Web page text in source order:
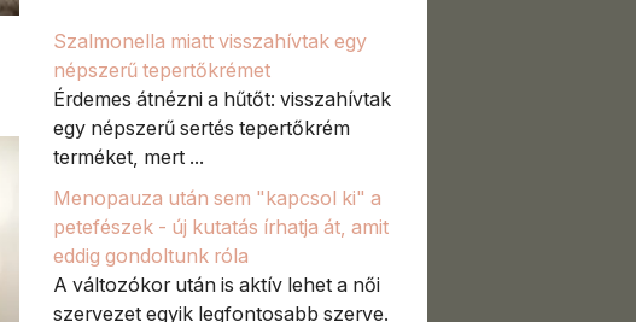
Szalmonella miatt visszahívtak egy
népszerű tepertőkrémet
Érdemes átnézni a hűtőt: visszahívtak
egy népszerű sertés tepertőkrém
terméket, mert ...
Menopauza után sem "kapcsol ki" a
petefészek - új kutatás írhatja át, amit
eddig gondoltunk róla
A változókor után is aktív lehet a női
szervezet egyik legfontosabb szerve.